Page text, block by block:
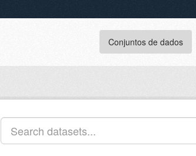
Conjuntos de dados